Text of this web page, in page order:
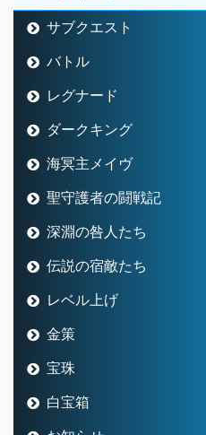
サブクエスト
バトル
レグナード
ダークキング
海冥主メイヴ
聖守護者の闘戦記
深淵の咎人たち
伝説の宿敵たち
レベル上げ
金策
宝珠
白宝箱